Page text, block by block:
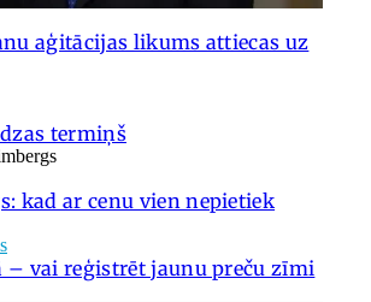
aģitācijas likums attiecas uz
termiņš
kad ar cenu vien nepietiek
– vai reģistrēt jaunu preču zīmi